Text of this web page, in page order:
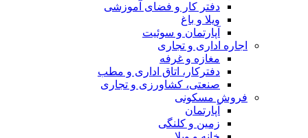
دفتر کار و فضای آموزشی
ویلا و باغ
آپارتمان و سوئیت
اجاره اداری و تجاری
مغازه و غرفه
دفترکار، اتاق اداری و مطب
صنعتی، کشاورزی و تجاری
فروش مسکونی
آپارتمان
زمین و کلنگی